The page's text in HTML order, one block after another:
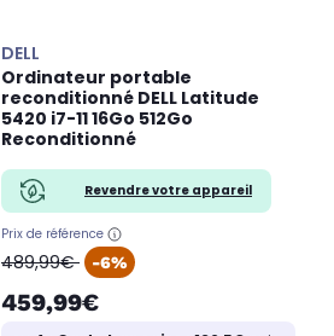
DELL
Ordinateur portable
reconditionné DELL Latitude
5420 i7-11 16Go 512Go
Reconditionné
Revendre votre appareil
Prix de référence
oldPrice
489,99€ -6%
459,99€